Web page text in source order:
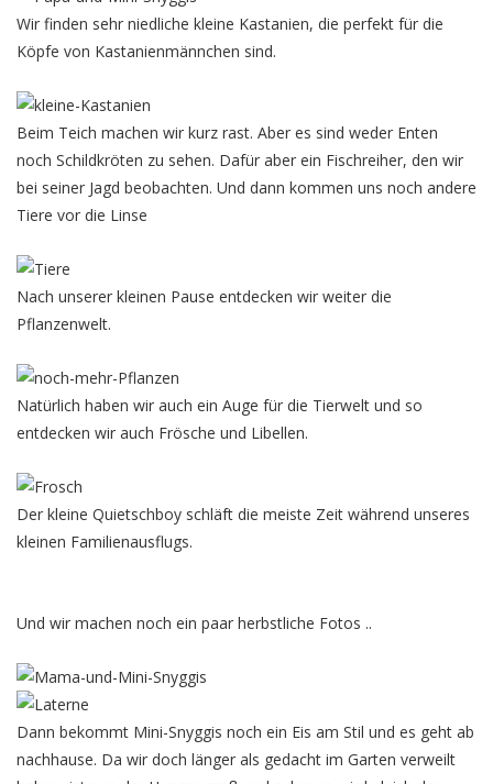
Wir finden sehr niedliche kleine Kastanien, die perfekt für die
Köpfe von Kastanienmännchen sind.
Beim Teich machen wir kurz rast. Aber es sind weder Enten
noch Schildkröten zu sehen. Dafür aber ein Fischreiher, den wir
bei seiner Jagd beobachten. Und dann kommen uns noch andere
Tiere vor die Linse
Nach unserer kleinen Pause entdecken wir weiter die
Pflanzenwelt.
Natürlich haben wir auch ein Auge für die Tierwelt und so
entdecken wir auch Frösche und Libellen.
Der kleine Quietschboy schläft die meiste Zeit während unseres
kleinen Familienausflugs.
Und wir machen noch ein paar herbstliche Fotos ..
Dann bekommt Mini-Snyggis noch ein Eis am Stil und es geht ab
nachhause. Da wir doch länger als gedacht im Garten verweilt